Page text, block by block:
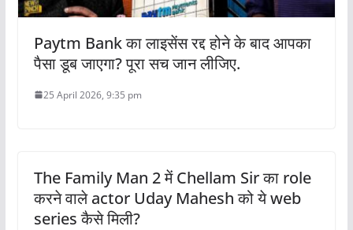
Paytm Bank का लाइसेंस रद्द होने के बाद आपका
पैसा डूब जाएगा? पूरा सच जान लीजिए.
25 April 2026, 9:35 pm
The Family Man 2 में Chellam Sir का role
करने वाले actor Uday Mahesh को ये web
series कैसे मिली?